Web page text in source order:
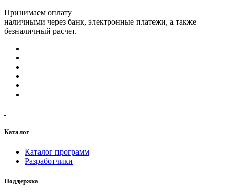
Принимаем оплату
наличными через банк, электронные платежи, а также
безналичный расчет.
Каталог
Каталог программ
Разработчики
Поддержка